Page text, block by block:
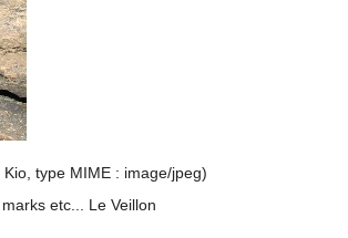
type MIME : image/jpeg)
etc... Le Veillon